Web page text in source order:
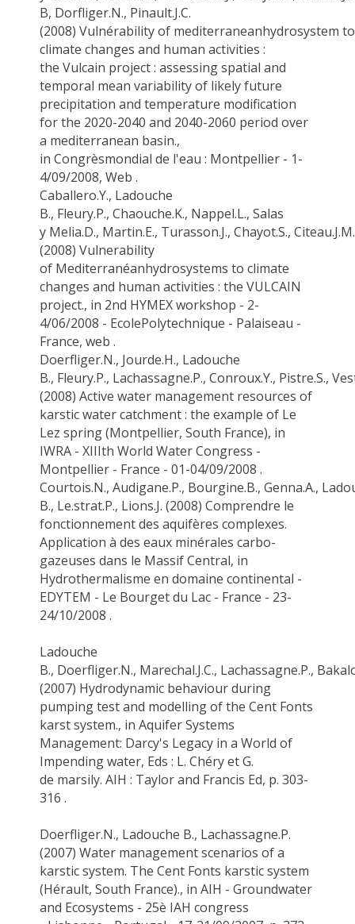
B, Dorfliger.N., Pinault.J.C.
(2008) Vulnérabilityof mediterraneanhydrosystem to
climate changes and human activities :
the Vulcain project : assessing spatial and
temporal mean variability of likely future
precipitation and temperature modification
for the 2020-2040 and 2040-2060 period over
a mediterranean basin.,
in Congrèsmondial de l'eau : Montpellier - 1-
4/09/2008, Web .
Caballero.Y., Ladouche
B., Fleury.P., Chaouche.K., Nappel.L., Salas
y Melia.D., Martin.E., Turasson.J., Chayot.S., Citeau.J.M
(2008) Vulnerability
of Mediterranéanhydrosystems to climate
changes and human activities : the VULCAIN
project., in 2nd HYMEX workshop - 2-
4/06/2008 - EcolePolytechnique - Palaiseau -
France, web .
Doerfliger.N., Jourde.H., Ladouche
B., Fleury.P., Lachassagne.P., Conroux.Y., Pistre.S.,
(2008) Active water management resources of
karstic water catchment : the example of Le
Lez spring (Montpellier, South France), in
IWRA - XIIIth World Water Congress -
Montpellier - France - 01-04/09/2008 .
Courtois.N., Audigane.P., Bourgine.B., Genna.A.,
B., Le.strat.P., Lions.J. (2008) Comprendre le
fonctionnement des aquifères complexes.
Application à des eaux minérales carbo-
gazeuses dans le Massif Central, in
Hydrothermalisme en domaine continental -
EDYTEM - Le Bourget du Lac - France - 23-
24/10/2008 .
Ladouche
B., Doerfliger.N., Marechal.J.C., Lachassagne.P.,
(2007) Hydrodynamic behaviour during
pumping test and modelling of the Cent Fonts
karst system., in Aquifer Systems
Management: Darcy's Legacy in a World of
Impending water, Eds : L. Chéryet G.
de marsily. AIH : Taylor and Francis Ed, p. 303-
316 .
Doerfliger.N., Ladouche B., Lachassagne.P.
(2007) Water management scenarios of a
karstic system. The Cent Fonts karstic system
(Hérault, South France)., in AIH - Groundwater
and Ecosystems - 25è IAH congress